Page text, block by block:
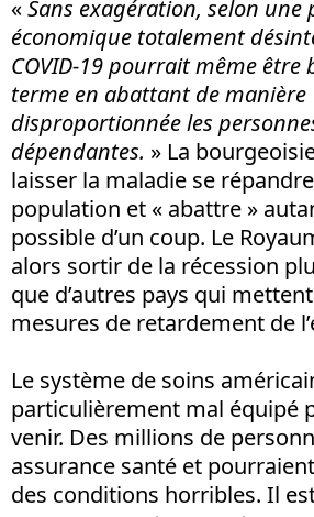
«Sans exagération, selon une
économique totalement
COVID-19 pourrait même être
terme en abattant de manière
disproportionnée les
dépendantes. » La
laisser la maladie se
population et « abattre »
possible d’un coup. Le
alors sortir de la récession
que d’autres pays qui
mesures de retardement de
Le système de soins
particulièrement mal équipé
venir. Des millions de
assurance santé et
des conditions horribles. Il